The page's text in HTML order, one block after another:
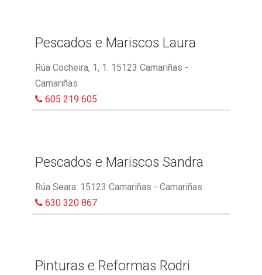
Pescados e Mariscos Laura
Rúa Cocheira, 1, 1. 15123 Camariñas -
Camariñas
605 219 605
Pescados e Mariscos Sandra
Rúa Seara. 15123 Camariñas - Camariñas
630 320 867
Pinturas e Reformas Rodri